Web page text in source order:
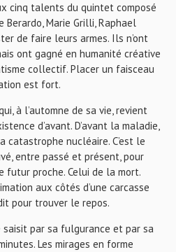
cinq talents du quintet composé
Berardo, Marie Grilli, Raphael
de faire leurs armes. Ils n’ont
ont gagné en humanité créative
collectif. Placer un faisceau
est fort.
à l’automne de sa vie, revient
d’avant. D’avant la maladie,
catastrophe nucléaire. C’est le
entre passé et présent, pour
futur proche. Celui de la mort.
aux côtés d’une carcasse
pour trouver le repos.
par sa fulgurance et par sa
Les mirages en forme